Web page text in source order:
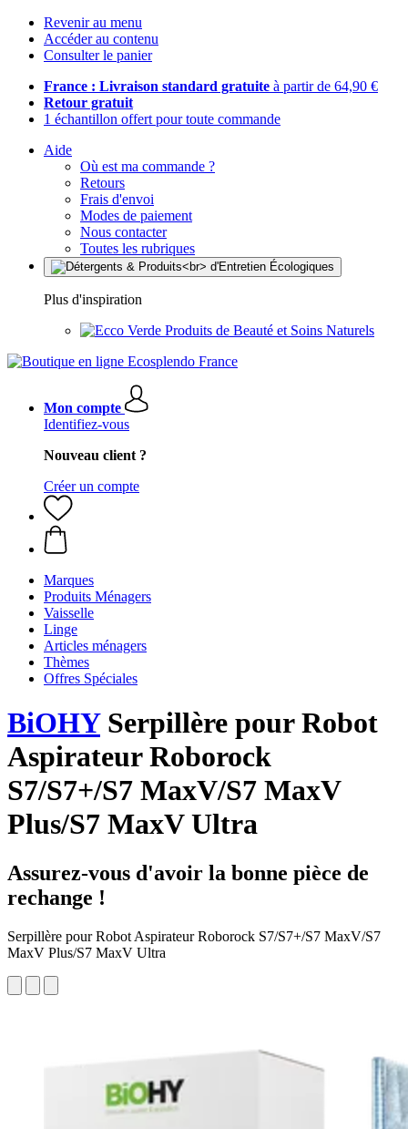
Revenir au menu
Accéder au contenu
Consulter le panier
France : Livraison standard gratuite à partir de 64,90 €
Retour gratuit
1 échantillon offert pour toute commande
Aide
Où est ma commande ?
Retours
Frais d'envoi
Modes de paiement
Nous contacter
Toutes les rubriques
Plus d'inspiration
Produits de Beauté et Soins Naturels
Mon compte
Identifiez-vous
Nouveau client ?
Créer un compte
Marques
Produits Ménagers
Vaisselle
Linge
Articles ménagers
Thèmes
Offres Spéciales
BiOHYSerpillère pour Robot
Aspirateur Roborock
S7/S7+/S7 MaxV/S7 MaxV
Plus/S7 MaxV Ultra
Assurez-vous d'avoir la bonne pièce de
rechange !
Serpillère pour Robot Aspirateur Roborock S7/S7+/S7 MaxV/S7
MaxV Plus/S7 MaxV Ultra